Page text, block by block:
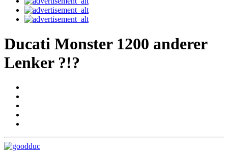
Ducati Monster 1200 anderer
Lenker ?!?